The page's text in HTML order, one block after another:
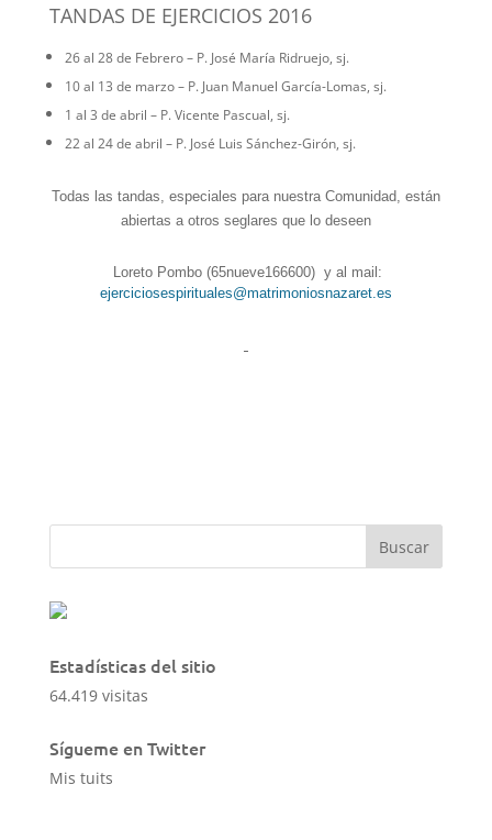
TANDAS DE EJERCICIOS 2016
26 al 28 de Febrero – P. José María Ridruejo, sj.
10 al 13 de marzo – P. Juan Manuel García-Lomas, sj.
1 al 3 de abril – P. Vicente Pascual, sj.
22 al 24 de abril – P. José Luis Sánchez-Girón, sj.
Todas las tandas, especiales para nuestra Comunidad, están
abiertas a otros seglares que lo deseen
Loreto Pombo (65nueve166600) y al mail:
ejerciciosespirituales@matrimoniosnazaret.es
Estadísticas del sitio
64.419 visitas
Sígueme en Twitter
Mis tuits